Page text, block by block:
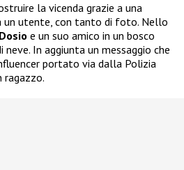
la vicenda grazie a una
un utente, con tanto di foto. Nello
e un suo amico in un bosco
In aggiunta un messaggio che
portato via dalla Polizia
ragazzo.